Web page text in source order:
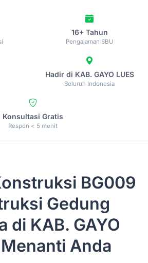
16+ Tahun
Pengalaman SBU
Hadir di KAB. GAYO LUES
Seluruh Indonesia
Konsultasi Gratis
Respon < 5 menit
BG009
Gedung
di KAB. GAYO
Menanti Anda